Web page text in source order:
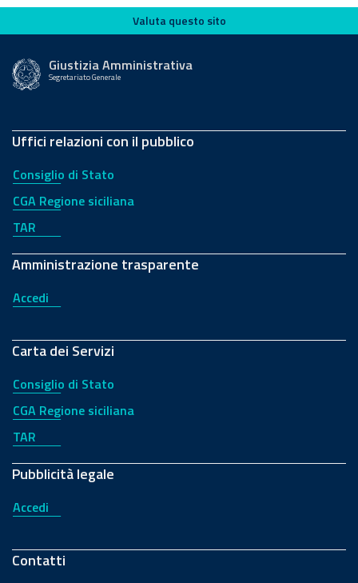
Valuta questo sito
Valuta questo sito
Giustizia Amministrativa
Segretariato Generale
Uffici relazioni con il pubblico
Consiglio di Stato
CGA Regione siciliana
TAR
Amministrazione trasparente
Accedi
Carta dei Servizi
Consiglio di Stato
CGA Regione siciliana
TAR
Pubblicità legale
Accedi
Contatti